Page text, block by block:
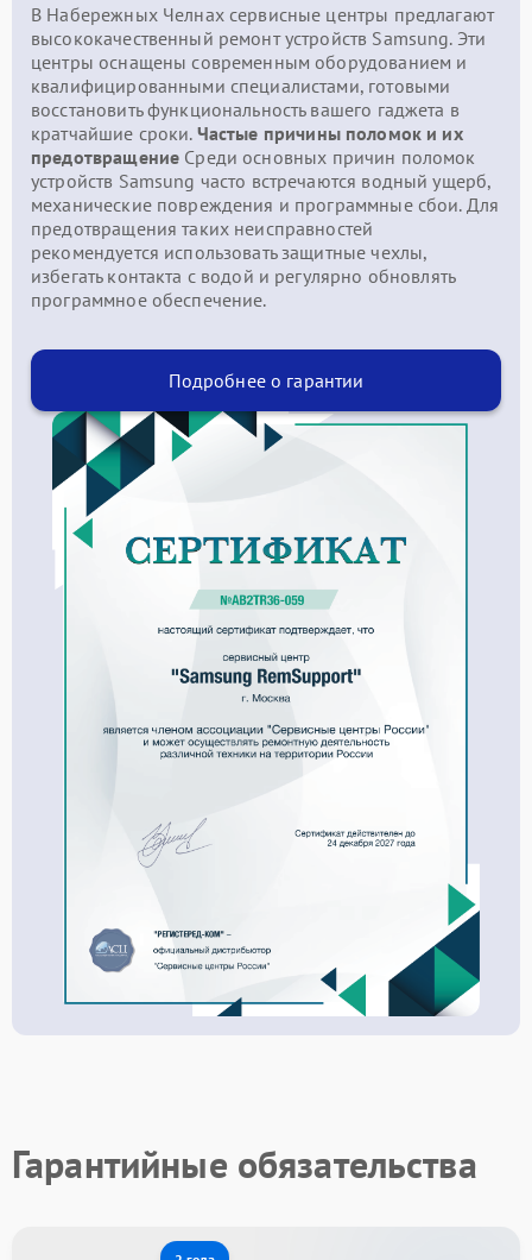
В Набережных Челнах сервисные центры предлагают
высококачественный ремонт устройств Samsung. Эти
центры оснащены современным оборудованием и
квалифицированными специалистами, готовыми
восстановить функциональность вашего гаджета в
кратчайшие сроки. Частые причины поломок и их
предотвращение Среди основных причин поломок
устройств Samsung часто встречаются водный ущерб,
механические повреждения и программные сбои. Для
предотвращения таких неисправностей
рекомендуется использовать защитные чехлы,
избегать контакта с водой и регулярно обновлять
программное обеспечение.
Подробнее о гарантии
Гарантийные обязательства